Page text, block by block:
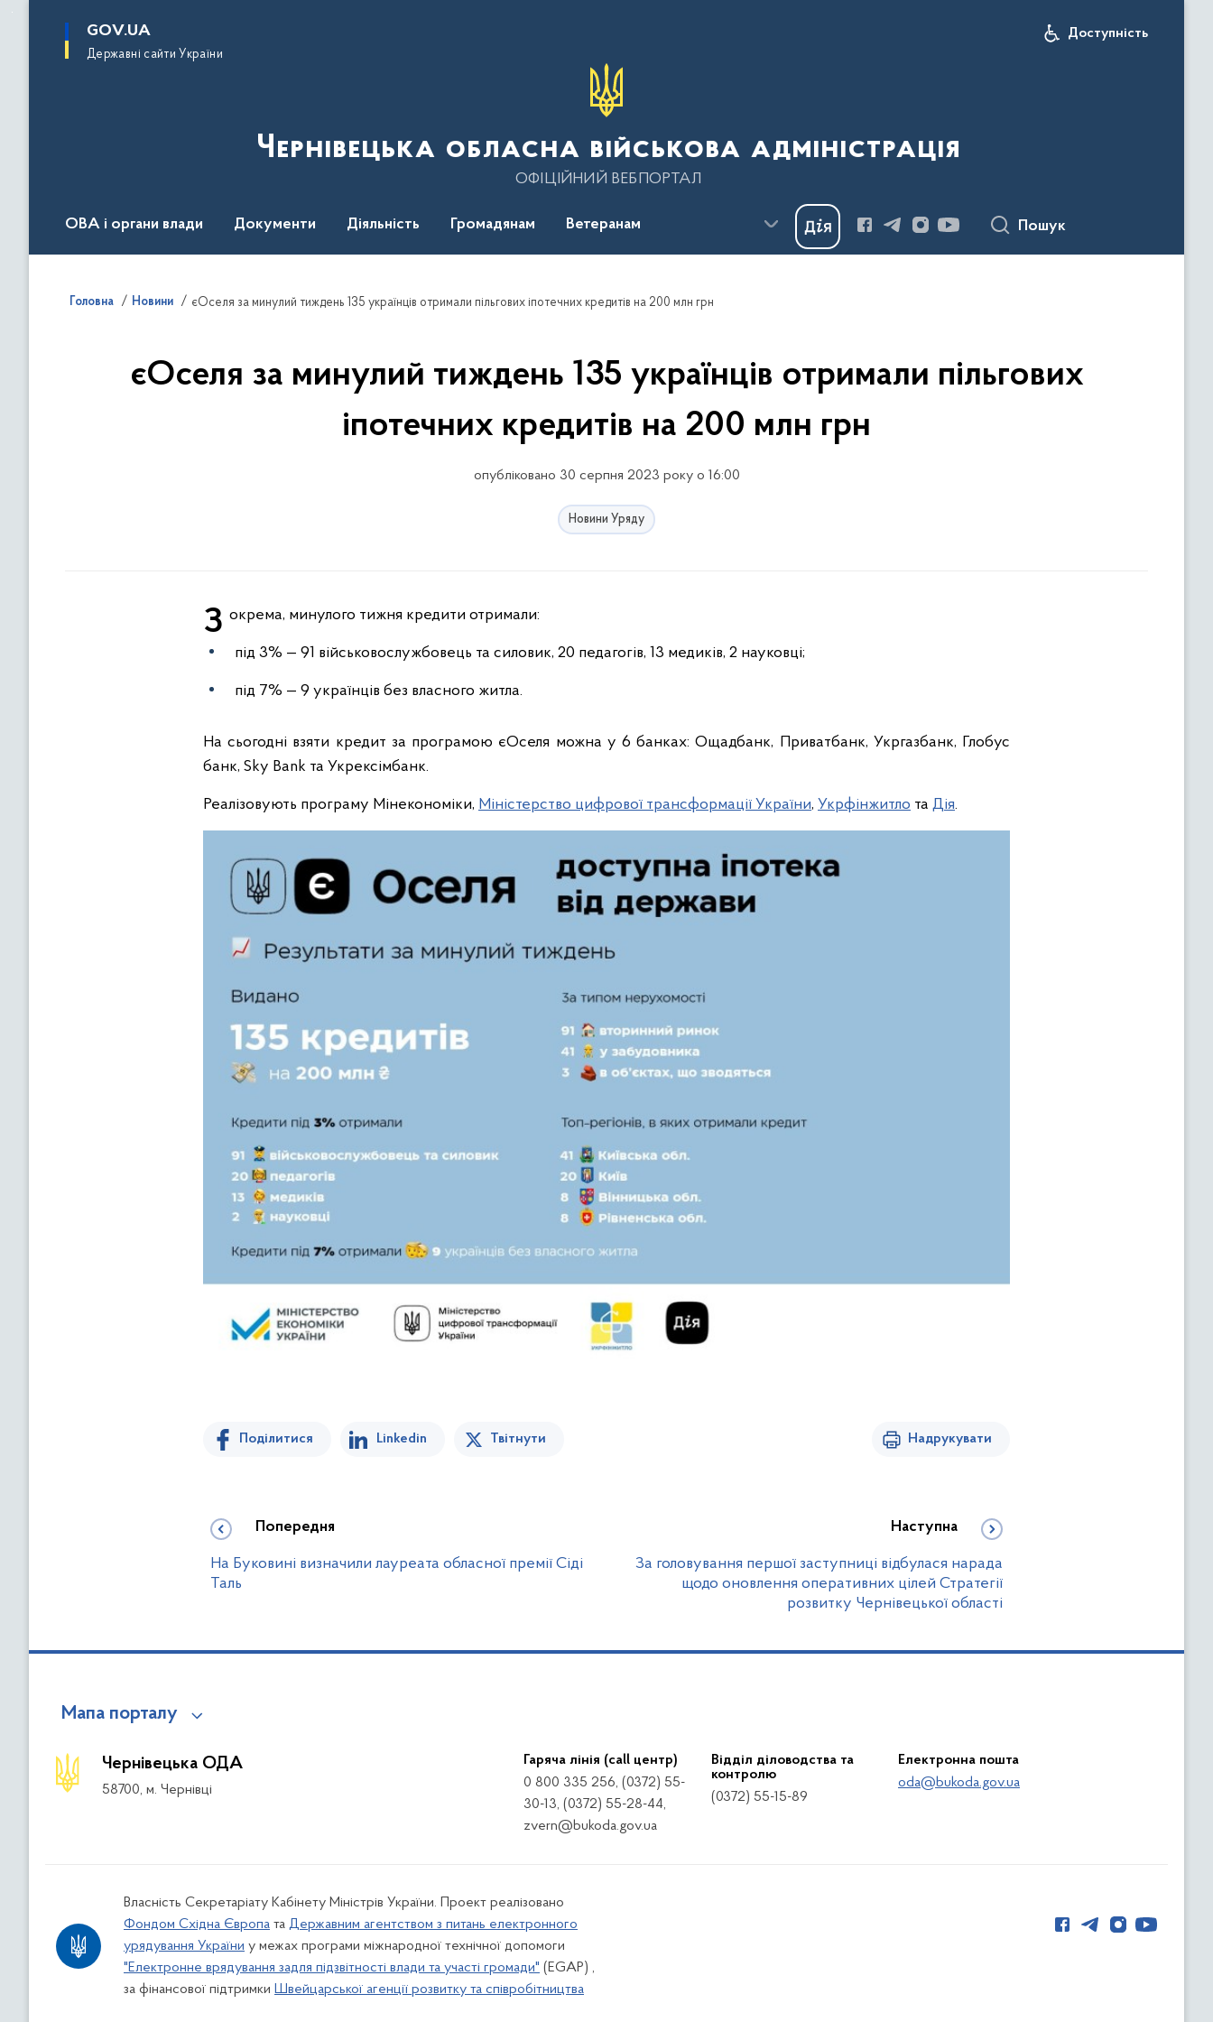
основного
GOV.UA
Державні сайти України
Доступність
Чернівецька обласна військова адміністрація
ОФІЦІЙНИЙ ВЕБПОРТАЛ
ОВА і органи влади Документи Діяльність Громадянам Ветеранам Пошук
Головна Новини єОселя за минулий тиждень 135 українців отримали пільгових іпотечних кредитів на 200 млн грн
єОселя за минулий тиждень 135 українців отримали пільгових
іпотечних кредитів на 200 млн грн
опубліковано 30 серпня 2023 року о 16:00
Новини Уряду
Зокрема, минулого тижня кредити отримали:
під 3% — 91 військовослужбовець та силовик, 20 педагогів, 13 медиків, 2 науковці;
під 7% — 9 українців без власного житла.
На сьогодні взяти кредит за програмою єОселя можна у 6 банках: Ощадбанк, Приватбанк, Укргазбанк, Глобус
банк, Sky Bank та Укрексімбанк.
Реалізовують програму Мінекономіки, Міністерство цифрової трансформації України, Укрфінжитло та Дія.
Поділитися Linkedin Твітнути Надрукувати
Попередня
На Буковині визначили лауреата обласної премії Сіді
Таль
Наступна
За головування першої заступниці відбулася нарада
щодо оновлення оперативних цілей Стратегії
розвитку Чернівецької області
Мапа порталу
Чернівецька ОДА
58700, м. Чернівці
Гаряча лінія (call центр)
0 800 335 256, (0372) 55-
30-13, (0372) 55-28-44,
zvern@bukoda.gov.ua
Відділ діловодства та
контролю
(0372) 55-15-89
Електронна пошта
oda@bukoda.gov.ua
Власність Секретаріату Кабінету Міністрів України. Проект реалізовано
Фондом Східна Європа та Державним агентством з питань електронного
урядування України у межах програми міжнародної технічної допомоги
"Електронне врядування задля підзвітності влади та участі громади" (EGAP) ,
за фінансової підтримки Швейцарської агенції розвитку та співробітництва